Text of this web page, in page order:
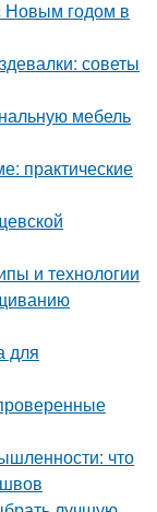
Новым годом в
советы
мебель
практические
и технологии
для
что